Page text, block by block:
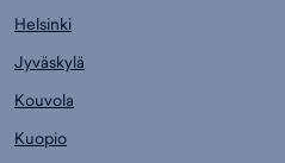
Helsinki
Jyväskylä
Kouvola
Kuopio